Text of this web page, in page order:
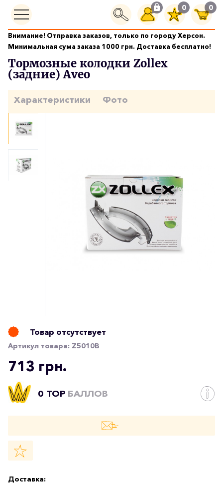
0 0
Внимание! Отправка заказов, только по городу Херсон.
Минимальная сума заказа 1000 грн. Доставка бесплатно!
Ходовая часть Тормозные колодки Zollex (задние) Aveo
Тормозные колодки Zollex
(задние) Aveo
Характеристики Фото
Товар отсутствует
Артикул товара: Z5010B
713 грн.
0 TOP БАЛЛОВ
Доставка: